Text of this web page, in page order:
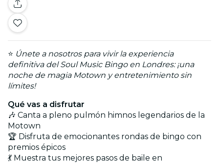
⭐ Únete a nosotros para vivir la experiencia
definitiva del Soul Music Bingo en Londres: ¡una
noche de magia Motown y entretenimiento sin
límites!
Qué vas a disfrutar
🎶 Canta a pleno pulmón himnos legendarios de la
Motown
🏆 Disfruta de emocionantes rondas de bingo con
premios épicos
💃 Muestra tus mejores pasos de baile en